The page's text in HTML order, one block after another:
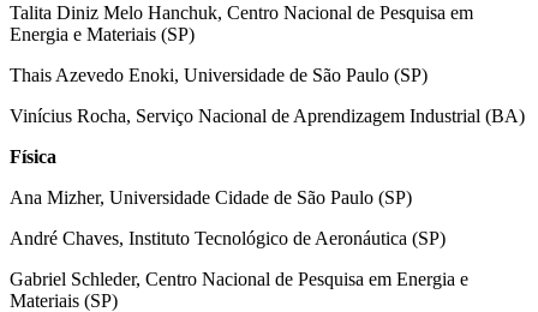
Talita Diniz Melo Hanchuk, Centro Nacional de Pesquisa em
Energia e Materiais (SP)
Thais Azevedo Enoki, Universidade de São Paulo (SP)
Vinícius Rocha, Serviço Nacional de Aprendizagem Industrial (BA)
Física
Ana Mizher, Universidade Cidade de São Paulo (SP)
André Chaves, Instituto Tecnológico de Aeronáutica (SP)
Gabriel Schleder, Centro Nacional de Pesquisa em Energia e
Materiais (SP)